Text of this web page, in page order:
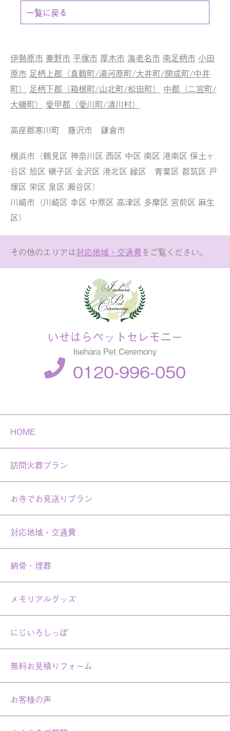
一覧に戻る
伊勢原市 秦野市 平塚市 厚木市 海老名市 南足柄市 小田
原市 足柄上郡（真鶴町/湯河原町/大井町/開成町/中井
町）
足柄下郡（箱根町/山北町/松田町）
中郡（二宮町/
大磯町）
愛甲郡（愛川町/清川村）
高座郡寒川町 藤沢市 鎌倉市
横浜市（鶴見区 神奈川区 西区 中区 南区 港南区 保土ヶ
谷区 旭区 磯子区 金沢区 港北区 緑区 青葉区 都筑区 戸
塚区 栄区 泉区 瀬谷区）
川崎市（川崎区 幸区 中原区 高津区 多摩区 宮前区 麻生
区）
その他のエリアは対応地域・交通費をご覧ください。
いせはらペットセレモニー
Isehara Pet Ceremony
0120-996-050
HOME
訪問火葬プラン
お寺でお見送りプラン
対応地域・交通費
納骨・埋葬
メモリアルグッズ
にじいろしっぽ
無料お見積りフォーム
お客様の声